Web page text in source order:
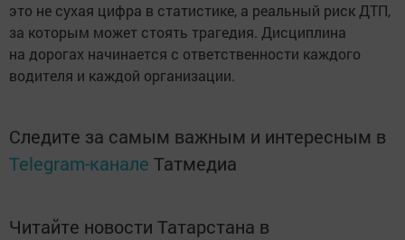
это не сухая цифра в статистике, а реальный риск ДТП,
за которым может стоять трагедия. Дисциплина
на дорогах начинается с ответственности каждого
водителя и каждой организации.
Следите за самым важным и интересным в
Telegram-канале Татмедиа
Читайте новости Татарстана в